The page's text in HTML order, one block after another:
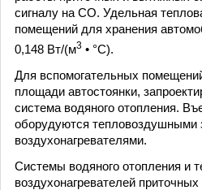
сигналу на СО. Удельная
помещений для хранения
0,148 Вт/(м3 • °С).
Для вспомогательных
площади автостоянки,
система водяного отопления.
оборудуются тепловоздушными
воздухонагревателями.
Системы водяного отопления и
воздухонагревателей